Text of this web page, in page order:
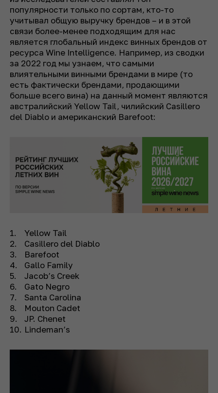
популярности только по сортам, кто-то
учитывал общую выручку брендов – и в этой
связи более-менее подходящим для нас
является глобальный индекс винных брендов от
ресурса Wine Intelligence. Например, из сводки
за 2022 год мы узнаем, что самыми
влиятельными винными брендами в мире (то
есть фактически брендами, продающими
больше всего вина) на данный момент являются
австралийский Yellow Tail, чилийский Casillero
del Diablo и американский Barefoot:
Yellow Tail
Casillero del Diablo
Barefoot
Gallo Family
Jacob’s Creek
Gato Negro
Santa Carolina
Mouton Cadet
JP. Chenet
Lindeman’s